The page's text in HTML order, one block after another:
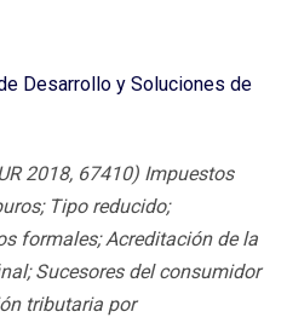
Desarrollo y Soluciones de
2018, 67410) Impuestos
Tipo reducido;
formales; Acreditación de la
Sucesores del consumidor
tributaria por